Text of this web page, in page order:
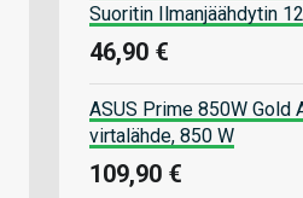
Suoritin Ilmanjäähdytin
46,90 €
ASUS Prime 850W Gold
virtalähde, 850 W
109,90 €